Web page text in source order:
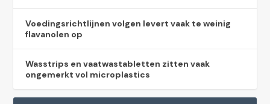
Voedingsrichtlijnen volgen levert vaak te weinig
flavanolen op
Wasstrips en vaatwastabletten zitten vaak
ongemerkt vol microplastics